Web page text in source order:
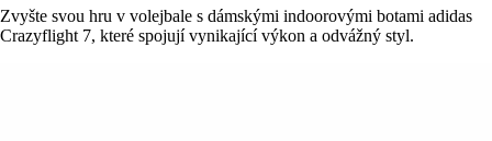
Zvyšte svou hru v volejbale s dámskými indoorovými botami adidas
Crazyflight 7, které spojují vynikající výkon a odvážný styl.